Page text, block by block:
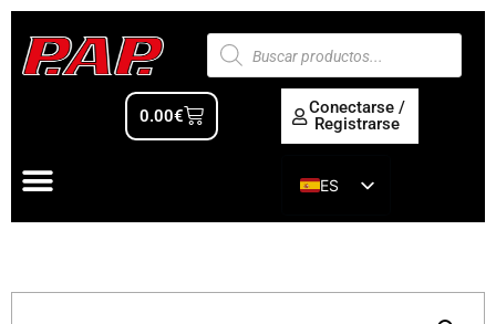
0.00€
Conectarse /
Registrarse
ES
EN